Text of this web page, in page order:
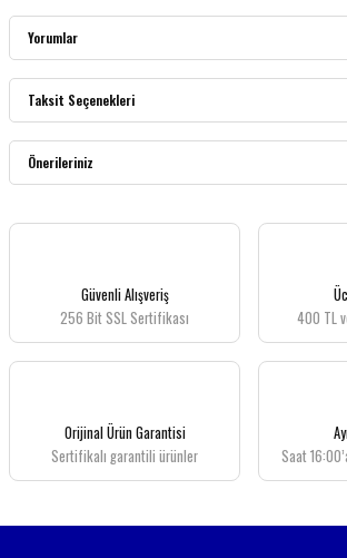
Yorumlar
Bu ürüne ilk yorumu siz yapın!
Taksit Seçenekleri
Önerileriniz
Bu ürünün fiyat bilgisi, resim, ürün açıklamalarında ve
Ürün resmi kalitesiz, bozuk veya görüntülenemiyor.
Ürün açıklamasında eksik bilgiler bulunuyor.
Ürün fiyatı diğer sitelerden daha pahalı.
Bu ürüne benzer farklı alternatifler olmalı.
Güvenli Alışveriş
256 Bit SSL Sertifikası
400 TL
Orijinal Ürün Garantisi
Sertifikalı garantili ürünler
Saat